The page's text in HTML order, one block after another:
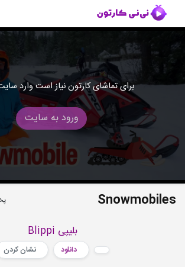
برای تماشای کارتون نیاز است وارد
ورود به سایت
Snowmobiles
بلیپی Blippi
دانلود
نشان کردن